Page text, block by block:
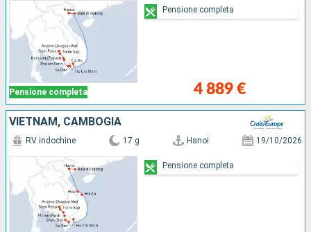
Pensione completa 4 889 €
Pensione completa
VIETNAM, CAMBOGIA
RV indochine 17 g Hanoi 19/10/2026
Pensione completa